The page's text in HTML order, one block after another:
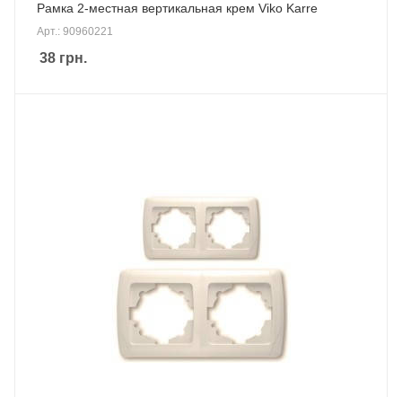
Рамка 2-местная вертикальная крем Viko Karre
Арт.: 90960221
38 грн.